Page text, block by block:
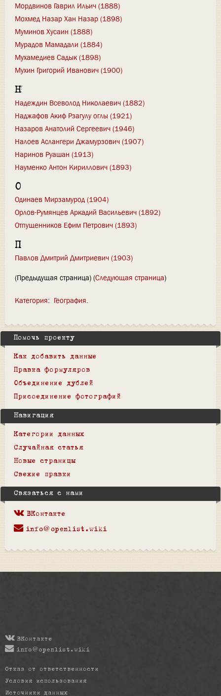
Мордвинов Гаврил Ильич (1888)
Мохмед Назар Хан Назар (1898)
Муминов Хусаин (1888)
Мурадов Мамадали (1884)
Мухамедиев Садык (1898)
Мухин Григорий Иванович (1900)
Н
Надеждин Всеволод Николаевич (1882)
Наджафов Акиф Рзагулу оглы (1921)
Назаров Анатолий Сергеевич (1946)
Налоев Аслангери Джамурзович (1907)
Наринов Руашан (1913)
Науменко Антон Кириллович (1893)
О
Одинаев Мирзамурод (1904)
Орлов-Румянцев Аркадий Васильевич (1892)
Отпущенников Ефим Петрович (1893)
П
Павлов Дмитрий Дмитриевич (1903)
(Предыдущая страница) (Следующая страница)
Категория: География
Помочь проекту
Как добавить данные
Правка формуляров
Объединение дублей
Присоединение фотографий
Навигация
Категории данных
Случайная статья
Новые страницы
Свежие правки
Связаться с нами
ВКонтакте
info@openlist.wiki
ВКонтакте
info@openlist.wiki
Отказ от ответственности
Условия использования
Источники данных